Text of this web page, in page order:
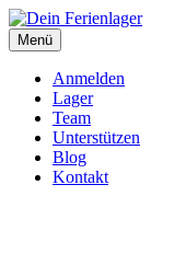
Zum
Inhalt
springen
Dein Ferienlager
Die Ferienfreizeit der
Menü
Anmelden
Lager
Team
Unterstützen
Blog
Kontakt